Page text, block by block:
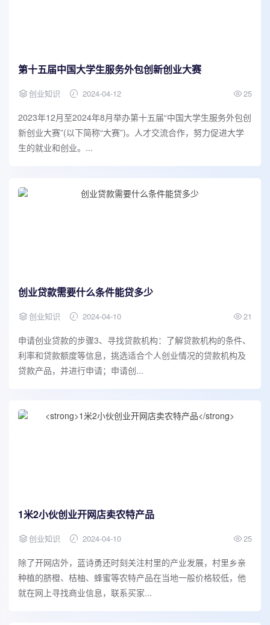
第十五届中国大学生服务外包创新创业大赛
创业知识 2024-04-12 25
2023年12月至2024年8月举办第十五届“中国大学生服务外包创
新创业大赛”(以下简称“大赛”)。人才交流合作，努力促进大学
生的就业和创业。...
创业贷款需要什么条件能贷多少
创业知识 2024-04-10 21
申请创业贷款的步骤3、寻找贷款机构：了解贷款机构的条件、
利率和贷款额度等信息，挑选适合个人创业情况的贷款机构及
贷款产品，并进行申请；申请创...
1米2小伙创业开网店卖农特产品
创业知识 2024-04-10 25
除了开网店外，蓝诗勇还时刻关注村里的产业发展，村里乡亲
种植的脐橙、桔柚、蜂蜜等农特产品在当地一般价格较低，他
就在网上寻找商业信息，联系买家...